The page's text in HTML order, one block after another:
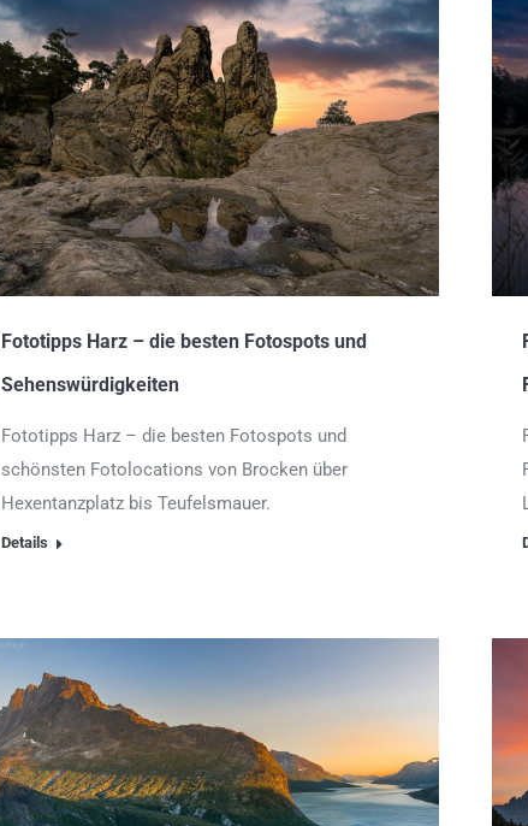
Fototipps Harz – die besten Fotospots und
Sehenswürdigkeiten
Fototipps Harz – die besten Fotospots und
schönsten Fotolocations von Brocken über
Hexentanzplatz bis Teufelsmauer.
Details